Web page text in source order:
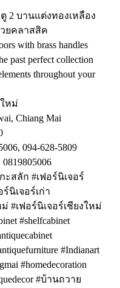
2 บานแต่งทองเหลือง
ยคลาสสิค
with brass handles
past perfect collection
throughout your
หม่
Chiang Mai
094-628-5809
สลัก #เฟอร์นิเจอร์
นิเจอร์เก่า
#เฟอร์นิเจอร์เชียงใหม่
#shelfcabinet
#Indianart
#homedecoration
#บ้านถวาย